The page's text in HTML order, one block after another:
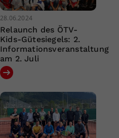
28.06.2024
Relaunch des ÖTV-
Kids-Gütesiegels: 2.
Informationsveranstaltung
am 2. Juli